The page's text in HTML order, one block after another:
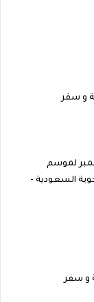
لموسم